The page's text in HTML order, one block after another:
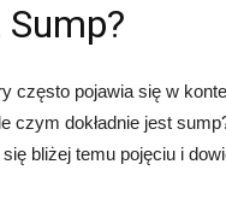
często pojawia się w
czym dokładnie jest
bliżej temu pojęciu i